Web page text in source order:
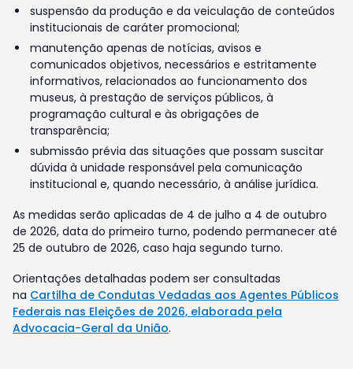
suspensão da produção e da veiculação de conteúdos
institucionais de caráter promocional;
manutenção apenas de notícias, avisos e
comunicados objetivos, necessários e estritamente
informativos, relacionados ao funcionamento dos
museus, à prestação de serviços públicos, à
programação cultural e às obrigações de
transparência;
submissão prévia das situações que possam suscitar
dúvida à unidade responsável pela comunicação
institucional e, quando necessário, à análise jurídica.
As medidas serão aplicadas de 4 de julho a 4 de outubro
de 2026, data do primeiro turno, podendo permanecer até
25 de outubro de 2026, caso haja segundo turno.
Orientações detalhadas podem ser consultadas
na Cartilha de Condutas Vedadas aos Agentes Públicos
Federais nas Eleições de 2026, elaborada pela
Advocacia-Geral da União.